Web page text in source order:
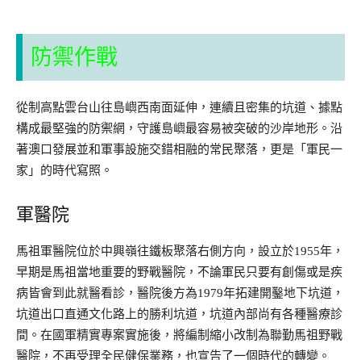
防禦作戰
從制高點雲台山往島嶼西南面延伸，連續且密集的坑道、據點
構成最堅強的防禦網，守護島嶼最容易被突破的沙岸地形。沿
著澳口發展並和軍事設施交錯相融的常民聚落，更是「軍民一
家」的時代寫照。
軍醫院
馬祖軍醫院位於中興嶺往鐵板聚落右側方向，設立於1955年，
早期是馬祖當地重要的野戰醫院，不論軍民只要有創傷或是疾
病皆會到此就醫看診，醫院後方為1979年拓建開鑿地下坑道，
坑道出口直通文化路上的勝利坑道，坑道內部尚有各種醫療診
間。在國軍精實專案實施後，將編制縮小改制為聯勤馬祖野戰
醫院，不再受理全民健保業務，也宣告了一個時代的轉變。